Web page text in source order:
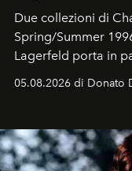
Due collezioni di
Spring/Summer
Lagerfeld porta in
Kate, Claudia e
uno dei documenti
05.08.2026 di Donato